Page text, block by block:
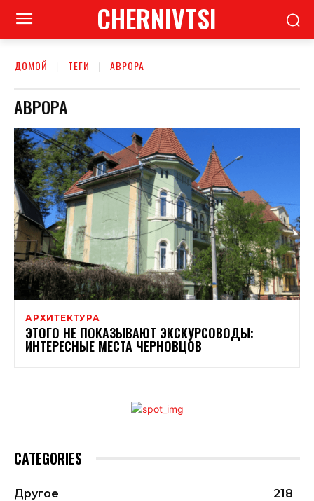
CHERNIVTSI
ДОМОЙ ТЕГИ АВРОРА
АВРОРА
АРХИТЕКТУРА
ЭТОГО НЕ ПОКАЗЫВАЮТ ЭКСКУРСОВОДЫ:
ИНТЕРЕСНЫЕ МЕСТА ЧЕРНОВЦОВ
CATEGORIES
Другое
218